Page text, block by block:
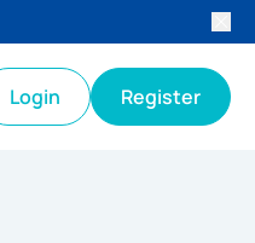
Login Register